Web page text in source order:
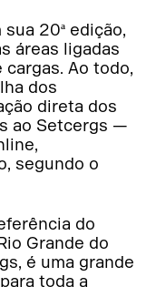
20ª edição,
áreas ligadas
Ao todo,
dos
direta dos
ao Setcergs —
segundo o
do
Grande do
é uma grande
toda a